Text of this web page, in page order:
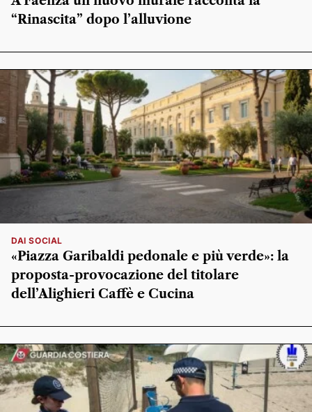
“Rinascita” dopo l’alluvione
DAI SOCIAL
«Piazza Garibaldi pedonale e più verde»: la
proposta-provocazione del titolare
dell’Alighieri Caffè e Cucina